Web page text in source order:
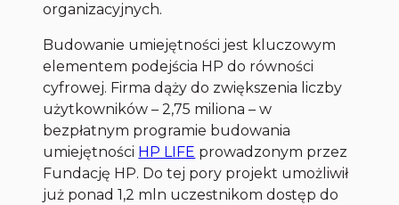
organizacyjnych.
Budowanie umiejętności jest kluczowym
elementem podejścia HP do równości
cyfrowej. Firma dąży do zwiększenia liczby
użytkowników – 2,75 miliona – w
bezpłatnym programie budowania
umiejętności HP LIFE prowadzonym przez
Fundację HP. Do tej pory projekt umożliwił
już ponad 1,2 mln uczestnikom dostęp do